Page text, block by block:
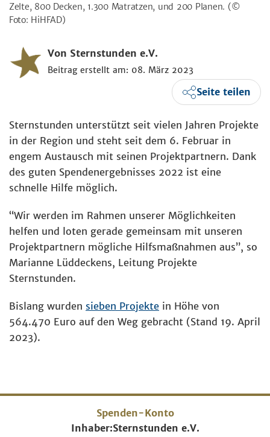
Zelte, 800 Decken, 1.300 Matratzen, und 200 Planen. (©
Foto: HiHFAD)
Von Sternstunden e.V.
Beitrag erstellt am: 08. März 2023
Seite teilen
Sternstunden unterstützt seit vielen Jahren Projekte
in der Region und steht seit dem 6. Februar in
engem Austausch mit seinen Projektpartnern. Dank
des guten Spendenergebnisses 2022 ist eine
schnelle Hilfe möglich.
“Wir werden im Rahmen unserer Möglichkeiten
helfen und loten gerade gemeinsam mit unseren
Projektpartnern mögliche Hilfsmaßnahmen aus”, so
Marianne Lüddeckens, Leitung Projekte
Sternstunden.
Bislang wurden sieben Projekte in Höhe von
564.470 Euro auf den Weg gebracht (Stand 19. April
2023).
Spenden-Konto
Inhaber:Sternstunden e.V.